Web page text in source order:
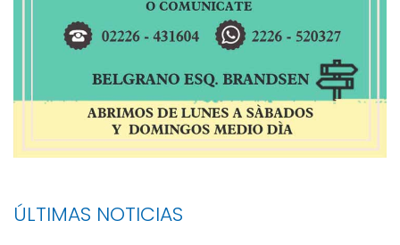
ÚLTIMAS NOTICIAS